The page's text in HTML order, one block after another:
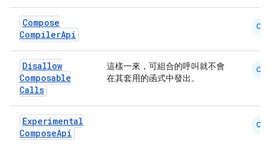
Compose
CompilerApi
CM
Disallow
Composable
Calls
這樣一來，可組合的呼叫就不會
在其套用的函式中發出。
CM
Experimental
ComposeApi
CM